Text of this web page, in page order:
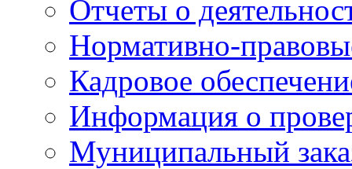
Отчеты о
Нормативно-
Кадровое
Информация о
Муниципальный